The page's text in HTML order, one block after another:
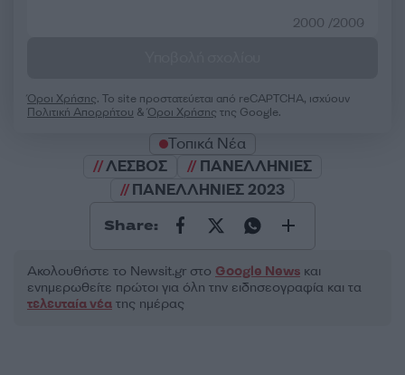
2000 /2000
Όροι Χρήσης. Το site προστατεύεται από reCAPTCHA, ισχύουν
Πολιτική Απορρήτου &Όροι Χρήσης της Google.
Τοπικά Νέα
ΛΕΣΒΟΣ
ΠΑΝΕΛΛΗΝΙΕΣ
ΠΑΝΕΛΛΗΝΙΕΣ 2023
Share:
Ακολουθήστε το Νewsit.gr στο Google News και
ενημερωθείτε πρώτοι για όλη την ειδησεογραφία και τα
τελευταία νέα της ημέρας